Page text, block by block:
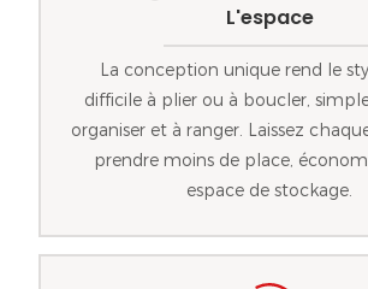
L'espace
La conception unique rend le
difficile à plier ou à boucler,
organiser et à ranger. Laissez
prendre moins de place,
espace de stockage.